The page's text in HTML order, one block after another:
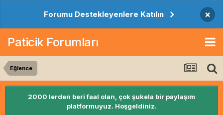
Forumu Destekleyenlere Katılın ×
Paticik Forumları
Eğlence
2000 lerden beri faal olan, çok şukela bir paylaşım
platformuyuz. Hoşgeldiniz.